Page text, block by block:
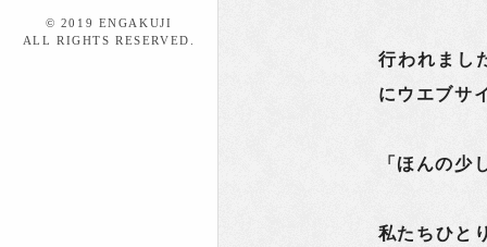
© 2019 ENGAKUJI
ALL RIGHTS RESERVED.
行われまし
にウエブサ
「ほんの少
私たちひと